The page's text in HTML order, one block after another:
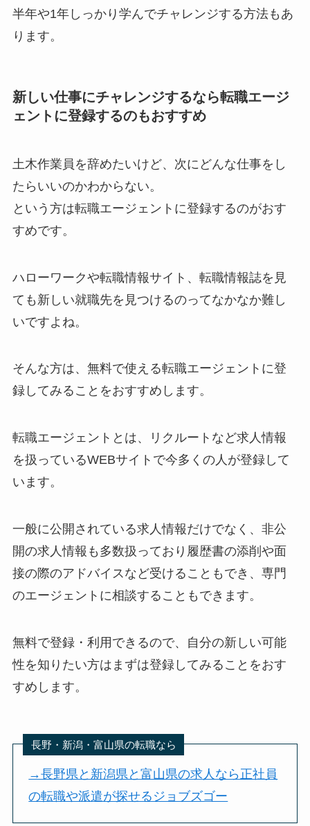
半年や1年しっかり学んでチャレンジする方法もあ
ります。
新しい仕事にチャレンジするなら転職エージ
ェントに登録するのもおすすめ
土木作業員を辞めたいけど、次にどんな仕事をし
たらいいのかわからない。
という方は転職エージェントに登録するのがおす
すめです。
ハローワークや転職情報サイト、転職情報誌を見
ても新しい就職先を見つけるのってなかなか難し
いですよね。
そんな方は、無料で使える転職エージェントに登
録してみることをおすすめします。
転職エージェントとは、リクルートなど求人情報
を扱っているWEBサイトで今多くの人が登録して
います。
一般に公開されている求人情報だけでなく、非公
開の求人情報も多数扱っており履歴書の添削や面
接の際のアドバイスなど受けることもでき、専門
のエージェントに相談することもできます。
無料で登録・利用できるので、自分の新しい可能
性を知りたい方はまずは登録してみることをおす
すめします。
長野・新潟・富山県の転職なら
→長野県と新潟県と富山県の求人なら正社員
の転職や派遣が探せるジョブズゴー